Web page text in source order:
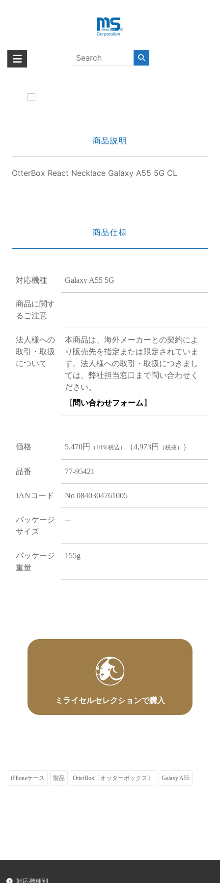
海外輸入ブランド商品｜株式会社
海外事業部が取り揃えている海外輸入商品には、日本では珍しい「海外ブ
ランド」をはじめ「ユニークな商品」「機能的な商品」「コストパフォー
A55 5G CL
商品説明
OtterBox React Necklace Galaxy A55 5G CL
商品仕様
対応機種 Galaxy A55 5G
商品に関す
るご注意
法人様への
取引・取扱
について
本商品は、海外メーカーとの契約によ
り販売先を指定または限定されていま
す。法人様への取引・取扱につきまし
ては、弊社担当窓口まで問い合わせく
ださい。
【 問い合わせフォーム 】
価格 5,470円 （10％税込） （4,973円 （税抜） ）
品番 77-95421
JANコード No 0840304761005
パッケージ
サイズ
─
パッケージ
重量
155g
ミライセルセレクションで購入
iPhoneケース 製品 OtterBox〔オッターボックス〕 Galaxy A55